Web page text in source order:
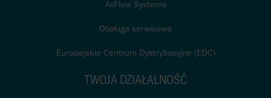
AxFlow Systems
Obsługa serwisowa
Europejskie Centrum Dystrybucyjne (EDC)
TWOJA DZIAŁALNOŚĆ